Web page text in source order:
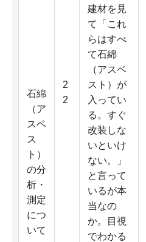
石綿
（ア
スベ
ス
ト）
の分
析・
測定
につ
いて
2
2
建材を見
て「これ
らはすべ
て石綿
（アスベ
スト）が
入ってい
る。すぐ
改装しな
いといけ
ない。」
と言って
いるが本
当なの
か。目視
でわかる